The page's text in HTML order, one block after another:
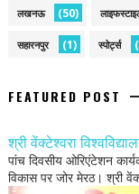
लखनऊ (50)
सहारनपुर (1) स्पोर्ट्स
FEATURED POST
श्री वेंक्टेश्वरा
पांच दिवसीय ओरिएंटेशन
विकास पर जोर मेरठ। श्री